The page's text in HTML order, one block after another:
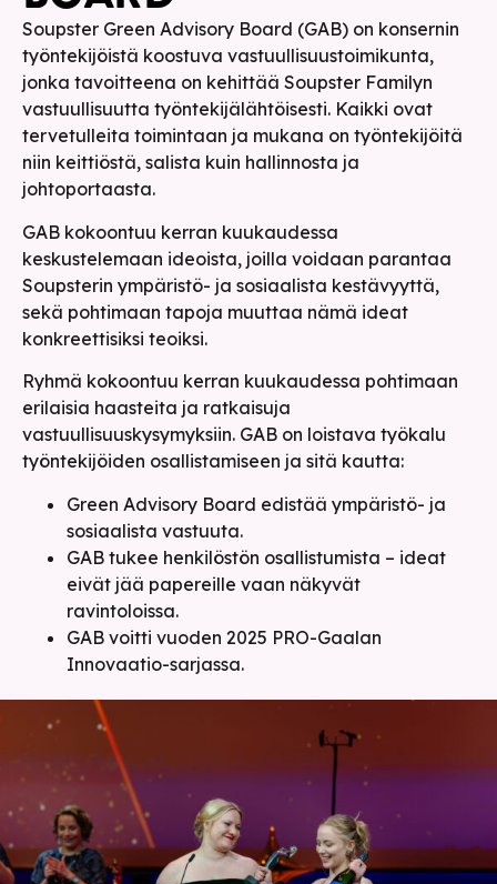
Soupster Green Advisory Board (GAB) on konsernin
työntekijöistä koostuva vastuullisuustoimikunta,
jonka tavoitteena on kehittää Soupster Familyn
vastuullisuutta työntekijälähtöisesti. Kaikki ovat
tervetulleita toimintaan ja mukana on työntekijöitä
niin keittiöstä, salista kuin hallinnosta ja
johtoportaasta.
GAB kokoontuu kerran kuukaudessa
keskustelemaan ideoista, joilla voidaan parantaa
Soupsterin ympäristö- ja sosiaalista kestävyyttä,
sekä pohtimaan tapoja muuttaa nämä ideat
konkreettisiksi teoiksi.
Ryhmä kokoontuu kerran kuukaudessa pohtimaan
erilaisia haasteita ja ratkaisuja
vastuullisuuskysymyksiin. GAB on loistava työkalu
työntekijöiden osallistamiseen ja sitä kautta:
Green Advisory Board edistää ympäristö- ja
sosiaalista vastuuta.
GAB tukee henkilöstön osallistumista – ideat
eivät jää papereille vaan näkyvät
ravintoloissa.
GAB voitti vuoden 2025 PRO-Gaalan
Innovaatio-sarjassa.